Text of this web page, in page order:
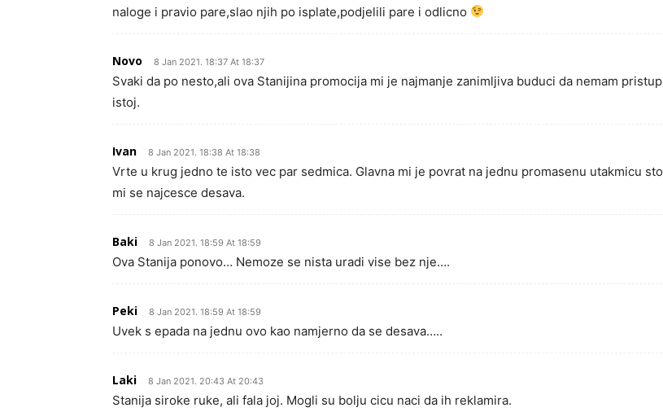
naloge i pravio pare,slao njih po isplate,podjelili pare i odlicno
Novo 8 Jan 2021. 18:37 At 18:37
Svaki da po nesto,ali ova Stanijina promocija mi je najmanje zanimljiva buduci da nemam pristup
istoj.
Ivan 8 Jan 2021. 18:38 At 18:38
Vrte u krug jedno te isto vec par sedmica. Glavna mi je povrat na jednu promasenu utakmicu sto
mi se najcesce desava.
Baki 8 Jan 2021. 18:59 At 18:59
Ova Stanija ponovo… Nemoze se nista uradi vise bez nje….
Peki 8 Jan 2021. 18:59 At 18:59
Uvek s epada na jednu ovo kao namjerno da se desava…..
Laki 8 Jan 2021. 20:43 At 20:43
Stanija siroke ruke, ali fala joj. Mogli su bolju cicu naci da ih reklamira.